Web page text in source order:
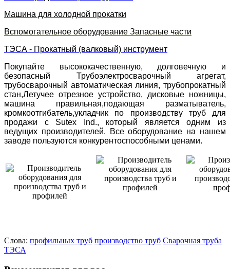
Машина для холодной прокатки
Вспомогательное оборудование Запасные части
ТЭСА - Прокатный (валковый) инструмент
Покупайте высококачественную, долговечную и
безопасный Трубоэлектросварочный агрегат,
трубосварочный автоматическая линия, трубопрокатный
стан,Летучее отрезное устройство, дисковые ножницы,
машина правильная,подающая разматыватель,
кромкоотгибатель,укладчик по производству труб для
продажи с Sutex Ind., который является одним из
ведущих производителей. Все оборудование на нашем
заводе пользуются конкурентоспособными ценами.
Слова: профильных труб производство труб Сварочная труба
ТЭСА